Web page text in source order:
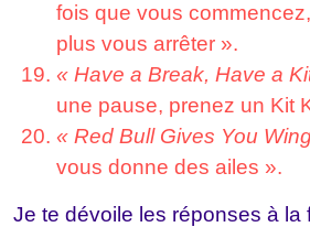
fois que vous
plus vous arrêter ».
« Have a Break, Have a
une pause, prenez un Kit
« Red Bull Gives You
vous donne des ailes ».
Je te dévoile les réponses à la